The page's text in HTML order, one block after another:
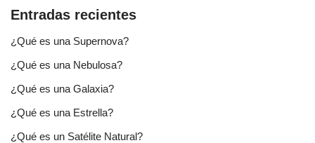
Entradas recientes
¿Qué es una Supernova?
¿Qué es una Nebulosa?
¿Qué es una Galaxia?
¿Qué es una Estrella?
¿Qué es un Satélite Natural?